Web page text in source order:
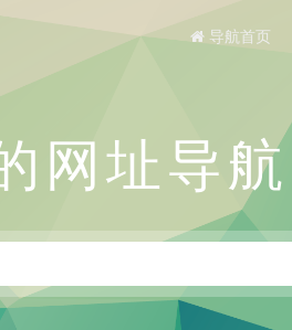
导航首页
网址导